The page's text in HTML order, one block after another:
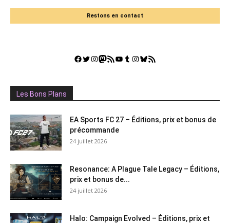
Restons en contact
Facebook
Twitter
Instagram
Mastodon
Flux RSSYouTube
Tumblr
Instagram
Bluesky
GestGame
Les Bons Plans
EA Sports FC 27 – Éditions, prix et bonus de
précommande
24 juillet 2026
Resonance: A Plague Tale Legacy – Éditions,
prix et bonus de...
24 juillet 2026
Halo: Campaign Evolved – Éditions, prix et